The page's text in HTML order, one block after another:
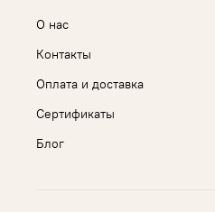
О нас
Контакты
Оплата и доставка
Сертификаты
Блог